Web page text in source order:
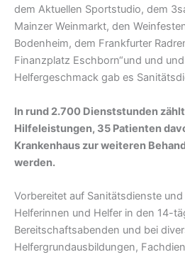
dem Aktuellen Sportstudio, dem
Mainzer Weinmarkt, den
Bodenheim, dem Frankfurter
Finanzplatz Eschborn“und und
Helfergeschmack gab es
In rund 2.700 Dienststunden
Hilfeleistungen, 35 Patienten
Krankenhaus zur weiteren
werden.
Vorbereitet auf Sanitätsdienste
Helferinnen und Helfer in den 14-
Bereitschaftsabenden und bei
Helfergrundausbildungen,